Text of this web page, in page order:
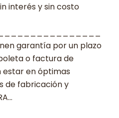
interés y sin costo
garantía por un plazo
o factura de
en óptimas
de fabricación y